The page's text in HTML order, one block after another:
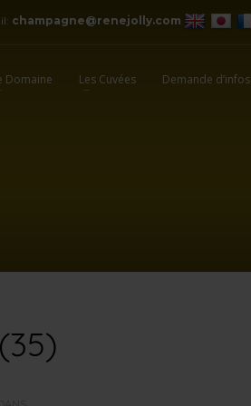
champagne@renejolly.com
Domaine Les Cuvées Demande d’infos